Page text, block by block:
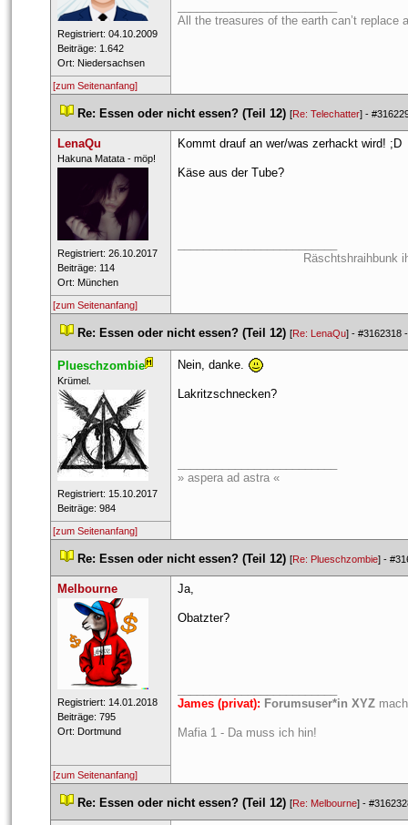
Registriert: 04.10.2009
Beiträge: 1.642
Ort: Niedersachsen
All the treasures of the earth can’t replace
[zum Seitenanfang]
Re: Essen oder nicht essen? (Teil 12) [Re: Telechatter] -
LenaQu
​Hakuna Matata - möp!
Registriert: 26.10.2017
Beiträge: 114
Ort: München
Kommt drauf an wer/was zerhackt wird! ;D
Käse aus der Tube?
Räschtshraihbunk
[zum Seitenanfang]
Re: Essen oder nicht essen? (Teil 12) [Re: LenaQu] - #3162318
Plueschzombie
​Krümel.
Registriert: 15.10.2017
Beiträge: 984
Nein, danke.
Lakritzschnecken?
» aspera ad astra «
[zum Seitenanfang]
Re: Essen oder nicht essen? (Teil 12) [Re: Plueschzombie] -
Melbourne
Registriert: 14.01.2018
Beiträge: 795
Ort: Dortmund
Ja,
Obatzter?
James (privat): Forumsuser*in XYZ
Mafia 1 - Da muss ich hin!
[zum Seitenanfang]
Re: Essen oder nicht essen? (Teil 12) [Re: Melbourne] -